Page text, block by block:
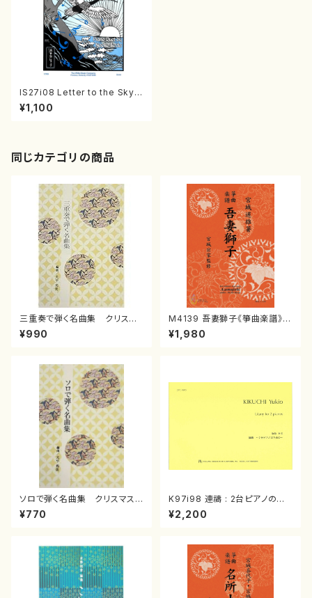
IS27i08 Letter to the Sky
（ピアノ/池田奈生子/楽譜）
¥1,100
同じカテゴリの商品
三重奏で弾く名曲集 クリスマ
スメドレー( 箏2/大平光美 編
曲/楽譜）
¥990
M4139 吾妻獅子《箏曲楽譜》
（箏/宮城道雄著・宮城宗家監修/
箏曲古典楽譜）
¥1,980
ソロで弾く名曲集 クリスマス・
イブ／恋人がサンタクロース(
箏独奏 /大平光美 編曲/楽
¥770
K97i98 連禱 : 2台ピアノのた
めの（2 Pianos / 菊池 幸夫 /
楽譜）
¥2,200